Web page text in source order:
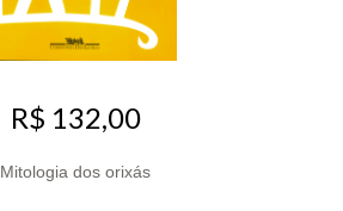
R$ 132,00
Mitologia dos orixás